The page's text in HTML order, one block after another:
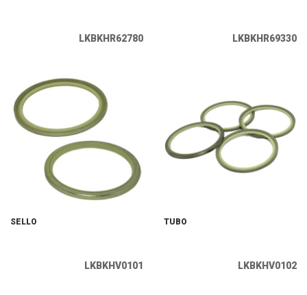
LKBKHR62780 LKBKHR69330
SELLO
LKBKHV0101
TUBO
LKBKHV0102